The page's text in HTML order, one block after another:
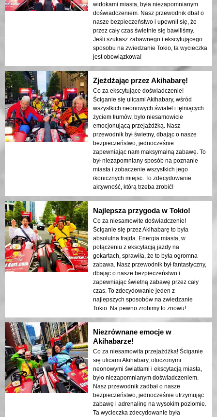
widokami miasta, była niezapomnianym
doświadczeniem. Nasz przewodnik dbał o
nasze bezpieczeństwo i upewnił się, że
przez cały czas świetnie się bawiliśmy.
Jeśli szukasz zabawnego i ekscytującego
sposobu na zwiedzanie Tokio, ta wycieczka
jest obowiązkowa!
Zjeżdżając przez Akihabarę!
Co za ekscytujące doświadczenie!
Ściganie się ulicami Akihabary, wśród
wszystkich neonowych świateł i tętniących
życiem tłumów, było niesamowicie
emocjonującą przejażdżką. Nasz
przewodnik był świetny, dbając o nasze
bezpieczeństwo, jednocześnie
zapewniając nam maksymalną zabawę. To
był niezapomniany sposób na poznanie
miasta i zobaczenie wszystkich jego
ikonicznych miejsc. To zdecydowanie
aktywność, którą trzeba zrobić!
Najlepsza przygoda w Tokio!
Co za niesamowite doświadczenie!
Ściganie się przez Akihabarę to była
absolutna frajda. Energia miasta, w
połączeniu z ekscytacją jazdy na
gokartach, sprawiła, że to była ogromna
zabawa. Nasz przewodnik był fantastyczny,
dbając o nasze bezpieczeństwo i
zapewniając świetną zabawę przez cały
czas. To zdecydowanie jeden z
najlepszych sposobów na zwiedzanie
Tokio. Na pewno zrobimy to znowu!
Niezrównane emocje w
Akihabarze!
Co za niesamowita przejażdżka! Ściganie
się ulicami Akihabary, otoczonymi
neonowymi światłami i ekscytacją miasta,
było niezapomnianym doświadczeniem.
Nasz przewodnik zadbał o nasze
bezpieczeństwo, jednocześnie utrzymując
zabawę i adrenalinę na wysokim poziomie.
Ta wycieczka zdecydowanie była